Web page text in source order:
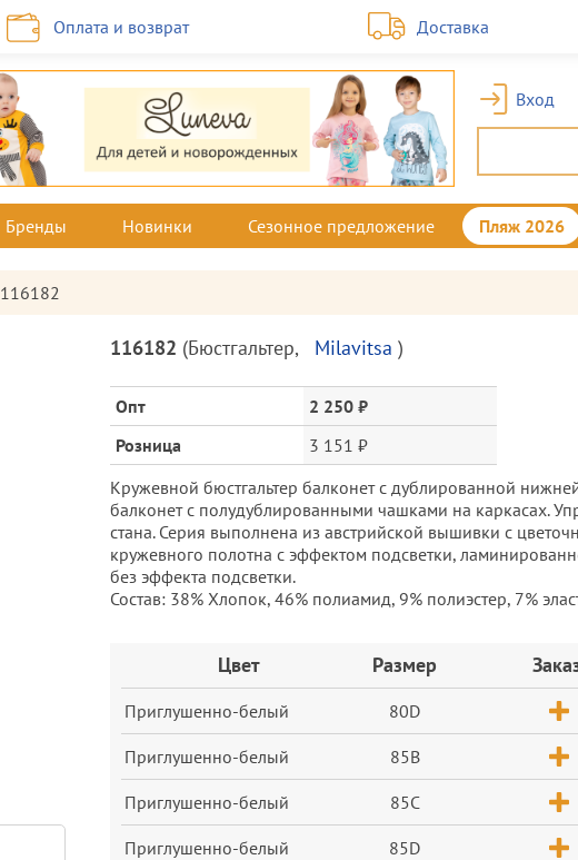
Оплата и возврат Доставка
Вход
Бренды Новинки Сезонное предложение Пляж 2026
116182
Описание
товара
и
цена
116182 (Бюстгальтер, Milavitsa )
Опт
2 250 ₽
Розница
3 151 ₽
Кружевной бюстгальтер балконет с дублированной
балконет с полудублированными чашками на каркасах.
стана. Серия выполнена из австрийской вышивки с
кружевного полотна с эффектом подсветки,
без эффекта подсветки.
Состав: 38% Хлопок, 46% полиамид, 9% полиэстер, 7%
Цвет Размер
Приглушенно-белый 80D
Приглушенно-белый 85B
Приглушенно-белый 85C
Приглушенно-белый 85D